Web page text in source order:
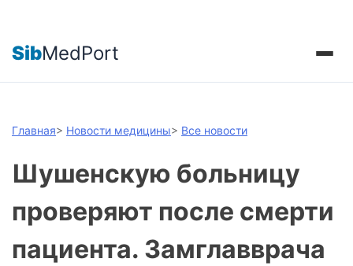
SibMedPort
Главная> Новости медицины> Все новости
Шушенскую больницу
проверяют после смерти
пациента. Замглавврача